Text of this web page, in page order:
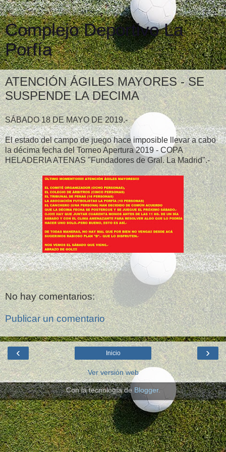
Complejo Deportivo La
Porfía
ATENCIÓN ÁGILES MAYORES - SE
SUSPENDE LA DECIMA
SÁBADO 18 DE MAYO DE 2019.-
El estado del campo de juego hace imposible llevar a cabo
la décima fecha del Torneo Apertura 2019 - COPA
HELADERIA ATENAS "Fundadores de Gral. La Madrid".-
No hay comentarios:
Publicar un comentario
‹ ›
Inicio
Ver versión web
Con la tecnología de Blogger.